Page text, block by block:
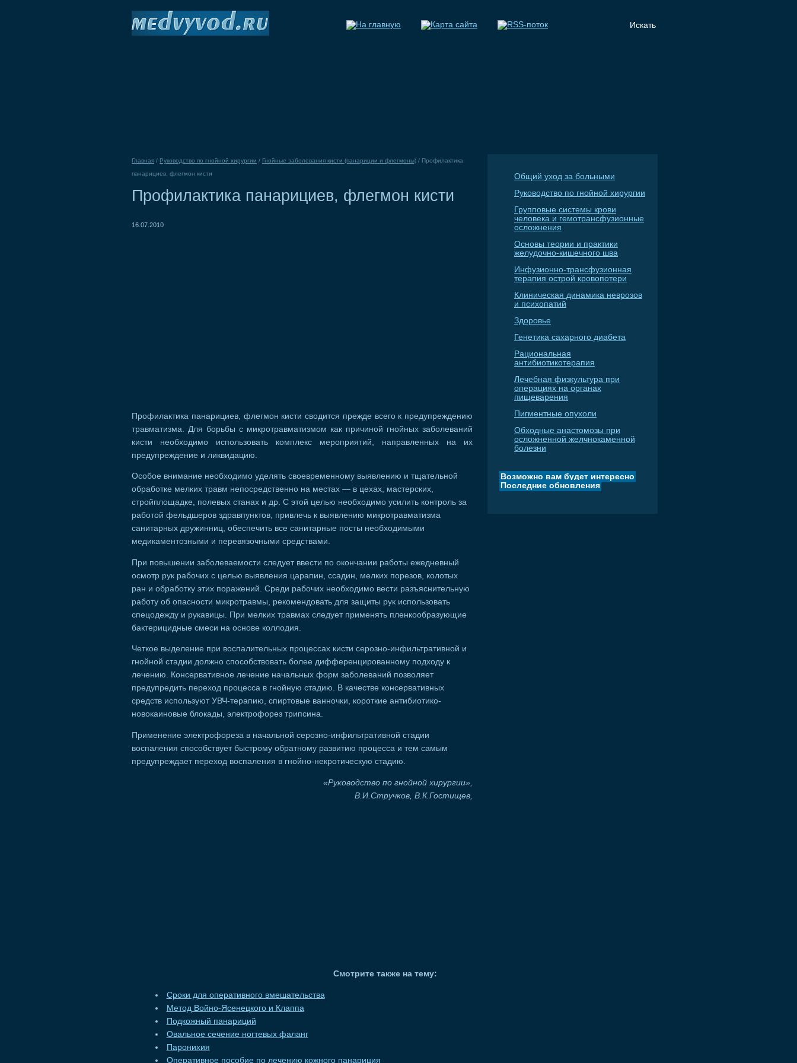
Главная / Руководство по гнойной хирургии / Гнойные заболевания кисти (панариции и флегмоны) / Профилактика
панарициев, флегмон кисти
Профилактика панарициев, флегмон кисти
16.07.2010
Профилактика панарициев, флегмон кисти сводится прежде всего к предупреждению
травматизма. Для борьбы с микротравматизмом как причиной гнойных заболеваний
кисти необходимо использовать комплекс мероприятий, направленных на их
предупреждение и ликвидацию.
Особое внимание необходимо уделять своевременному выявлению и тщательной
обработке мелких травм непосредственно на местах — в цехах, мастерских,
стройплощадке, полевых станах и др. С этой целью необходимо усилить контроль за
работой фельдшеров здравпунктов, привлечь к выявлению микротравматизма
санитарных дружинниц, обеспечить все санитарные посты необходимыми
медикаментозными и перевязочными средствами.
При повышении заболеваемости следует ввести по окончании работы ежедневный
осмотр рук рабочих с целью выявления царапин, ссадин, мелких порезов, колотых
ран и обработку этих поражений. Среди рабочих необходимо вести разъяснительную
работу об опасности микротравмы, рекомендовать для защиты рук использовать
спецодежду и рукавицы. При мелких травмах следует применять пленкообразующие
бактерицидные смеси на основе коллодия.
Четкое выделение при воспалительных процессах кисти серозно-инфильтративной и
гнойной стадии должно способствовать более дифференцированному подходу к
лечению. Консервативное лечение начальных форм заболеваний позволяет
предупредить переход процесса в гнойную стадию. В качестве консервативных
средств используют УВЧ-терапию, спиртовые ванночки, короткие антибиотико-
новокаиновые блокады, электрофорез трипсина.
Применение электрофореза в начальной серозно-инфильтративной стадии
воспаления способствует быстрому обратному развитию процесса и тем самым
предупреждает переход воспаления в гнойно-некротическую стадию.
«Руководство по гнойной хирургии»,
В.И.Стручков, В.К.Гостищев,
Смотрите также на тему:
Сроки для оперативного вмешательства
Метод Войно-Ясенецкого и Клаппа
Подкожный панариций
Овальное сечение ногтевых фаланг
Паронихия
Оперативное пособие по лечению кожного панариция
Общий уход за больными
Руководство по гнойной хирургии
Групповые системы крови
человека и гемотрансфузионные
осложнения
Основы теории и практики
желудочно-кишечного шва
Инфузионно-трансфузионная
терапия острой кровопотери
Клиническая динамика неврозов
и психопатий
Здоровье
Генетика сахарного диабета
Рациональная
антибиотикотерапия
Лечебная физкультура при
операциях на органах
пищеварения
Пигментные опухоли
Обходные анастомозы при
осложненной желчнокаменной
болезни
Возможно вам будет интересно
Последние обновления